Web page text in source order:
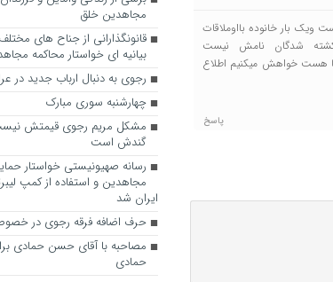
بار خانوده بااوملاقات
شدگان نامش نیست
شما هست خواهش میکنیم اطلاع
پاسخ
مجاهدین خلق
قانونگذارانی از جناح های
بیانیه ای خواستار محاکمه
رجوی به دنبال ارباب جدید در
چهارشنبه سوری مبارک
مشکل مریم رجوی قیمتش
گندش است
رسانه صهیونیستی خواستار
مجاهدین و استفاده از کمپ
ایران شد
حرف اضافه فرقه رجوی در
مصاحبه با آقای حسن حمادی
حمادی